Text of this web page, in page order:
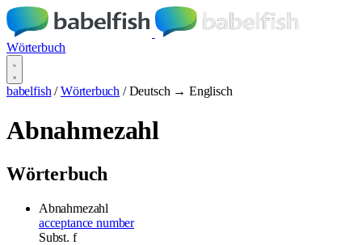
Wörterbuch
babelfish / Wörterbuch / Deutsch → Englisch
Abnahmezahl
Wörterbuch
Abnahmezahl
acceptance number
Subst. f